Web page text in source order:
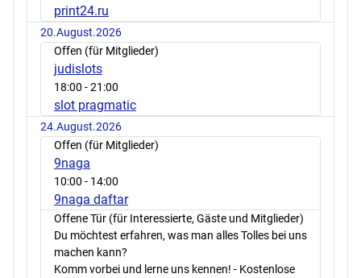
print24.ru
20.August.2026
Offen (für Mitglieder)
judislots
18:00 - 21:00
slot pragmatic
24.August.2026
Offen (für Mitglieder)
9naga
10:00 - 14:00
9naga daftar
Offene Tür (für Interessierte, Gäste und Mitglieder)
Du möchtest erfahren, was man alles Tolles bei uns
machen kann?
Komm vorbei und lerne uns kennen! - Kostenlose